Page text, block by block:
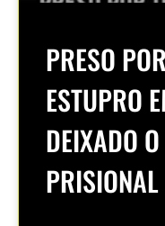
PRESO
ESTUPRO
DEIXADO